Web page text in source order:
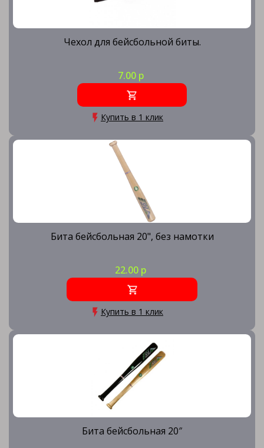
Чехол для бейсбольной биты.
7.00 р
Купить в 1 клик
Бита бейсбольная 20", без намотки
22.00 р
Купить в 1 клик
Бита бейсбольная 20″